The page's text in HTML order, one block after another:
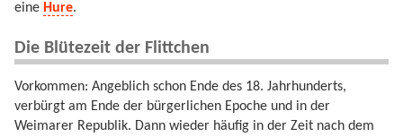
eine Hure.
Die Blütezeit der Flittchen
Vorkommen: Angeblich schon Ende des 18. Jahrhunderts,
verbürgt am Ende der bürgerlichen Epoche und in der
Weimarer Republik. Dann wieder häufig in der Zeit nach dem